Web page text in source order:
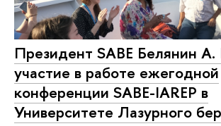
Президент SABE Белянин А.
участие в работе ежегодной
конференции SABE-IAREP в
Университете Лазурного